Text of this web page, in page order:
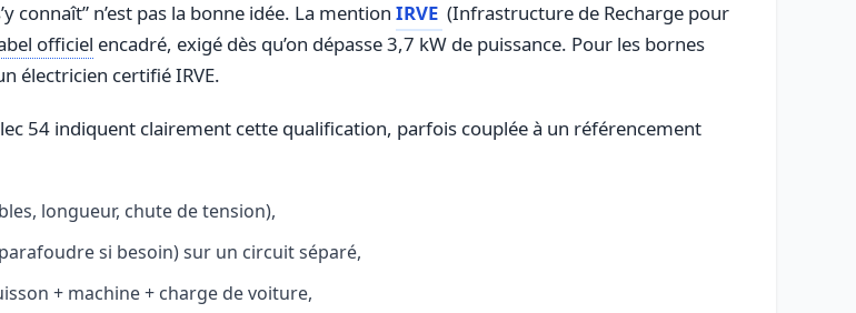
connaît” n’est pas la bonne idée. La mention IRVE (Infrastructure de Recharge pour
officiel encadré, exigé dès qu’on dépasse 3,7 kW de puissance. Pour les bornes
électricien certifié IRVE.
54 indiquent clairement cette qualification, parfois couplée à un référencement
longueur, chute de tension),
si besoin) sur un circuit séparé,
+ machine + charge de voiture,